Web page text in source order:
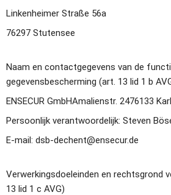
Linkenheimer Straße 56a
76297 Stutensee
Naam en contactgegevens van de
gegevensbescherming (art. 13 lid 1 b
ENSECUR GmbHAmalienstr. 2476133
Persoonlijk verantwoordelijk: Steven
E-mail: dsb-dechent@ensecur.de
Verwerkingsdoeleinden en rechtsgrond
13 lid 1 c AVG)